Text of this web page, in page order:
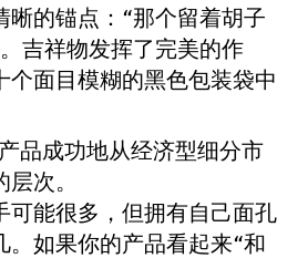
晰的锚点：“那个留着胡子
吉祥物发挥了完美的作
个面目模糊的黑色包装袋中
品成功地从经济型细分市
次。
可能很多，但拥有自己面孔
。如果你的产品看起来“和